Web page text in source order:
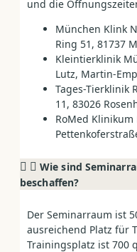
und die
München Klink
Ring 51, 81737
Kleintierklinik
Lutz, Martin-
Tages-Tierklinik
11, 83026
RoMed
Wie sind
beschaffen?
Der Seminarraum ist
ausreichend Platz für
Trainingsplatz ist 700